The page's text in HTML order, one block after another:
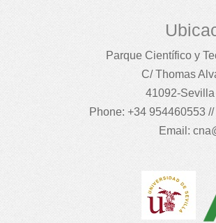
Parque Científico y
C/ Thomas
41092-
Phone: +34 954460553
Email: